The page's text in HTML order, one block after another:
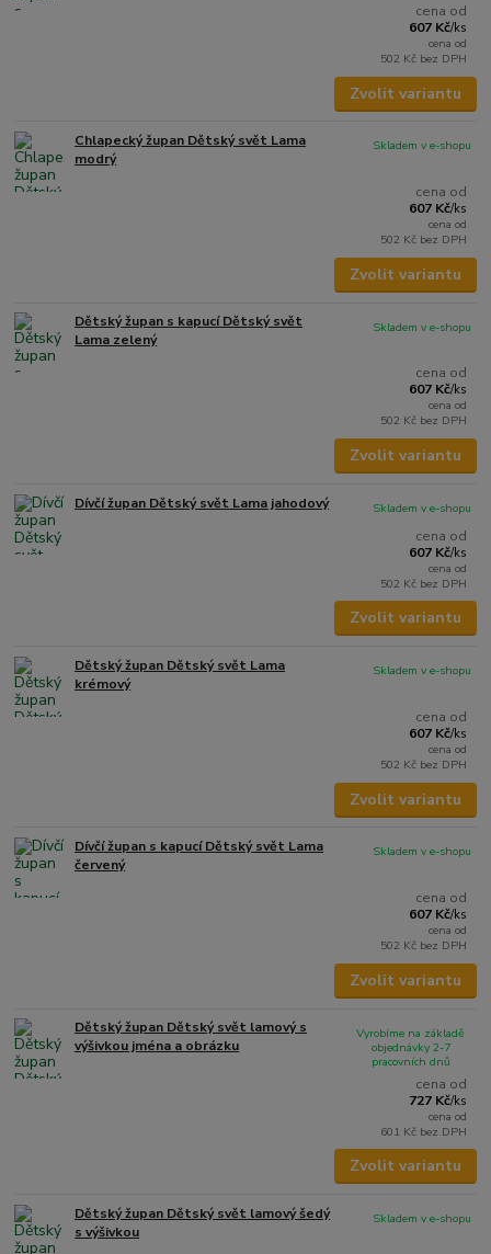
cena od
607 Kč/ks
cena od
502 Kč bez DPH
Zvolit variantu
Chlapecký župan Dětský svět Lama
modrý
cena od
607 Kč/ks
cena od
502 Kč bez DPH
Skladem v e-shopu
Zvolit variantu
Dětský župan s kapucí Dětský svět
Lama zelený
cena od
607 Kč/ks
cena od
502 Kč bez DPH
Skladem v e-shopu
Zvolit variantu
Dívčí župan Dětský svět Lama jahodový
cena od
607 Kč/ks
cena od
502 Kč bez DPH
Skladem v e-shopu
Zvolit variantu
Dětský župan Dětský svět Lama
krémový
cena od
607 Kč/ks
cena od
502 Kč bez DPH
Skladem v e-shopu
Zvolit variantu
Dívčí župan s kapucí Dětský svět Lama
červený
cena od
607 Kč/ks
cena od
502 Kč bez DPH
Skladem v e-shopu
Zvolit variantu
Dětský župan Dětský svět lamový s
výšivkou jména a obrázku
cena od
727 Kč/ks
cena od
601 Kč bez DPH
Vyrobíme na základě
objednávky 2-7
pracovních dnů
Zvolit variantu
Dětský župan Dětský svět lamový šedý
s výšivkou
Skladem v e-shopu